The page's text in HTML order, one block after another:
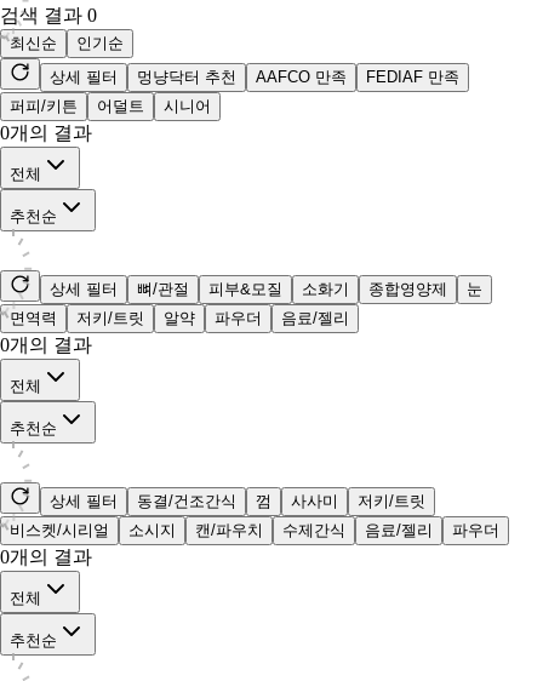
검색 결과 0
최신순
인기순
상세 필터
멍냥닥터 추천 AAFCO 만족
FEDIAF 만족
퍼피/키튼
어덜트 시니어
0개의 결과
전체
추천순
상세 필터 뼈/관절 피부&모질 소화기 종합영양제
눈
면역력
저키/트릿 알약 파우더 음료/젤리
0개의 결과
전체
추천순
상세 필터 동결/건조간식 껌 사사미
저키/트릿
비스켓/시리얼
소시지 캔/파우치 수제간식 음료/젤리 파우더
0개의 결과
전체
추천순